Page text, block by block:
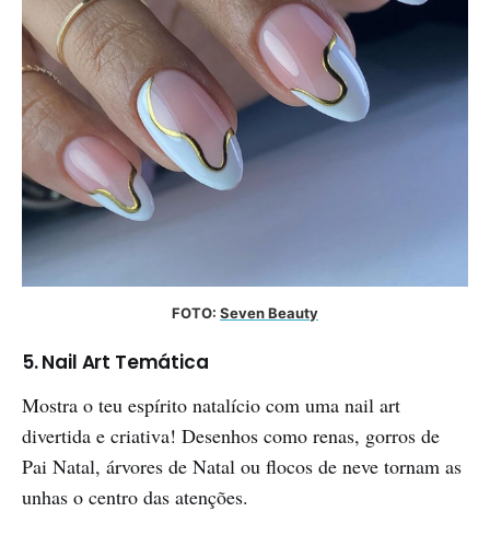
FOTO: Seven Beauty
5. Nail Art Temática
Mostra o teu espírito natalício com uma nail art
divertida e criativa! Desenhos como renas, gorros de
Pai Natal, árvores de Natal ou flocos de neve tornam as
unhas o centro das atenções.